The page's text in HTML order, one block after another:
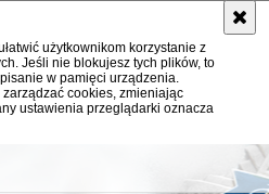
użytkownikom korzystanie z
Jeśli nie blokujesz tych plików, to
w pamięci urządzenia.
cookies, zmieniając
ustawienia przeglądarki oznacza